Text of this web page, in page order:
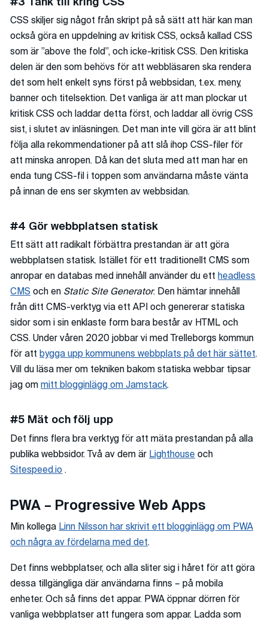
#3 Tänk till kring CSS
CSS skiljer sig något från skript på så sätt att här kan man
också göra en uppdelning av kritisk CSS, också kallad CSS
som är ”above the fold”, och icke-kritisk CSS. Den kritiska
delen är den som behövs för att webbläsaren ska rendera
det som helt enkelt syns först på webbsidan, t.ex. meny,
banner och titelsektion. Det vanliga är att man plockar ut
kritisk CSS och laddar detta först, och laddar all övrig CSS
sist, i slutet av inläsningen. Det man inte vill göra är att blint
följa alla rekommendationer på att slå ihop CSS-filer för
att minska anropen. Då kan det sluta med att man har en
enda tung CSS-fil i toppen som användarna måste vänta
på innan de ens ser skymten av webbsidan.
#4 Gör webbplatsen statisk
Ett sätt att radikalt förbättra prestandan är att göra
webbplatsen statisk. Istället för ett traditionellt CMS som
anropar en databas med innehåll använder du ett headless
CMS och en Static Site Generator. Den hämtar innehåll
från ditt CMS-verktyg via ett API och genererar statiska
sidor som i sin enklaste form bara består av HTML och
CSS. Under våren 2020 jobbar vi med Trelleborgs kommun
för att bygga upp kommunens webbplats på det här sättet.
Vill du läsa mer om tekniken bakom statiska webbar tipsar
jag ommitt blogginlägg om Jamstack.
#5 Mät och följ upp
Det finns flera bra verktyg för att mäta prestandan på alla
publika webbsidor. Två av dem är Lighthouse och
Sitespeed.io .
PWA – Progressive Web Apps
Min kollega Linn Nilsson har skrivit ett blogginlägg om PWA
och några av fördelarna med det.
Det finns webbplatser, och alla sliter sig i håret för att göra
dessa tillgängliga där användarna finns – på mobila
enheter. Och så finns det appar. PWA öppnar dörren för
vanliga webbplatser att fungera som appar. Ladda som